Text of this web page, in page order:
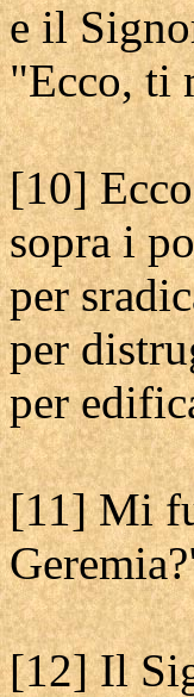
e il
"Ecco, ti
[10]
sopra i
per
per
per
[11] Mi
[12] Il